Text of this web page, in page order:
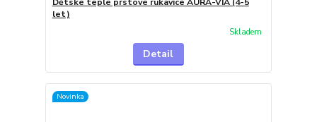
let)
Skladem
Detail
Novinka